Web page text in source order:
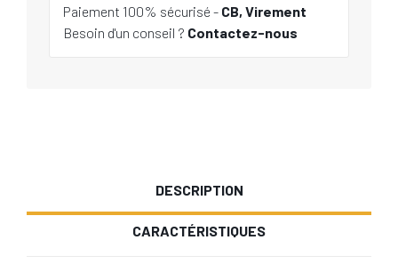
Paiement 100% sécurisé - CB, Virement
Besoin d'un conseil ? Contactez-nous
DESCRIPTION
CARACTÉRISTIQUES